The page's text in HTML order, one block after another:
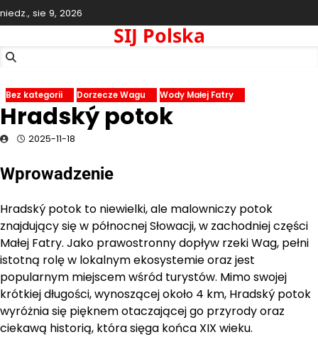
Skip
to
niedz., sie 9, 2026
SIJ Polska
Bez kategorii Dorzecze Wagu Wody Małej Fatry
Hradský potok
2025-11-18
Wprowadzenie
Hradský potok to niewielki, ale malowniczy potok
znajdujący się w północnej Słowacji, w zachodniej części
Małej Fatry. Jako prawostronny dopływ rzeki Wag, pełni
istotną rolę w lokalnym ekosystemie oraz jest
popularnym miejscem wśród turystów. Mimo swojej
krótkiej długości, wynoszącej około 4 km, Hradský potok
wyróżnia się pięknem otaczającej go przyrody oraz
ciekawą historią, która sięga końca XIX wieku.